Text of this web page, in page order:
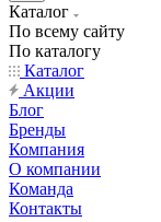
Каталог
По всему сайту
По каталогу
Каталог
Акции
Блог
Бренды
Компания
О компании
Команда
Контакты